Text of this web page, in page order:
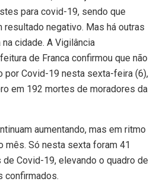
para covid-19, sendo que
negativo. Mas há outras
cidade. A Vigilância
de Franca confirmou que não
por Covid-19 nesta sexta-feira (6),
em 192 mortes de moradores da
aumentando, mas em ritmo
mês. Só nesta sexta foram 41
Covid-19, elevando o quadro de
confirmados.